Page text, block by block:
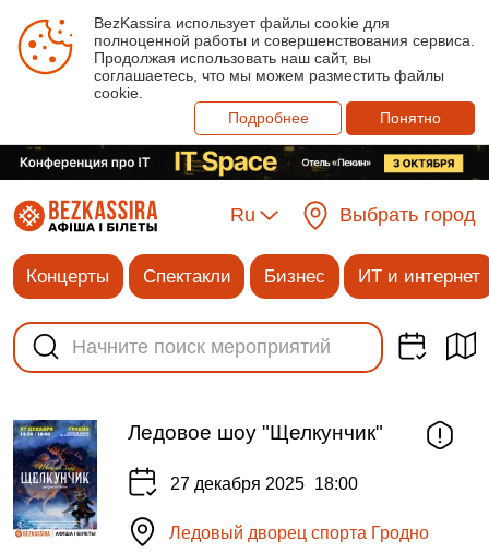
BezKassira использует файлы cookie для
полноценной работы и совершенствования сервиса.
Продолжая использовать наш сайт, вы
соглашаетесь, что мы можем разместить файлы
cookie.
Подробнее
Понятно
Ru Выбрать город
Концерты Спектакли Бизнес ИТ и интернет
Ледовое шоу "Щелкунчик"
27 декабря 2025 18:00
Ледовый дворец спорта Гродно